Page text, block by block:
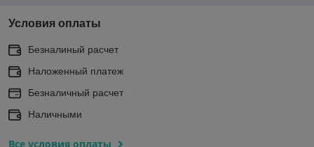
Условия оплаты
Безналиный расчет
Наложенный платеж
Безналичный расчет
Наличными
Все условия оплаты